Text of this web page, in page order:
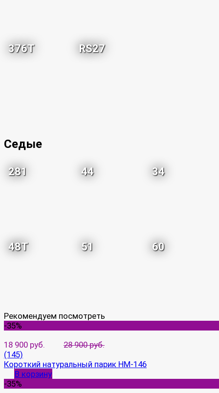
376T RS27
Седые
281 44 34
48T 51 60
Рекомендуем посмотреть
-35%
18 900 руб.
28 900 руб.
(145)
Короткий натуральный парик HM-146
В корзину
-35%